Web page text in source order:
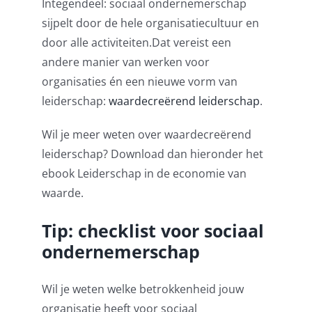
Integendeel: sociaal ondernemerschap
sijpelt door de hele organisatiecultuur en
door alle activiteiten.Dat vereist een
andere manier van werken voor
organisaties én een nieuwe vorm van
leiderschap: waardecreërend leiderschap.
Wil je meer weten over waardecreërend
leiderschap? Download dan hieronder het
ebook Leiderschap in de economie van
waarde.
Tip: checklist voor sociaal
ondernemerschap
Wil je weten welke betrokkenheid jouw
organisatie heeft voor sociaal